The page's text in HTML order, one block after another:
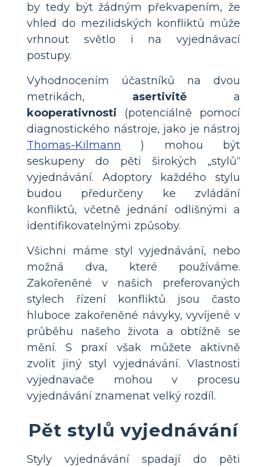
by tedy být žádným překvapením, že
vhled do mezilidských konfliktů může
vrhnout světlo i na vyjednávací
postupy.
Vyhodnocením účastníků na dvou
metrikách, asertivitěa
kooperativnosti (potenciálně pomocí
diagnostického nástroje, jako je nástroj
Thomas-Kilmann ) mohou být
seskupeny do pěti širokých „stylů“
vyjednávání. Adoptory každého stylu
budou předurčeny ke zvládání
konfliktů, včetně jednání odlišnými a
identifikovatelnými způsoby.
Všichni máme styl vyjednávání, nebo
možná dva, které používáme.
Zakořeněné v našich preferovaných
stylech řízení konfliktů jsou často
hluboce zakořeněné návyky, vyvíjené v
průběhu našeho života a obtížně se
mění. S praxí však můžete aktivně
zvolit jiný styl vyjednávání. Vlastnosti
vyjednavače mohou v procesu
vyjednávání znamenat velký rozdíl.
Pět stylů vyjednávání
Styly vyjednávání spadají do pěti